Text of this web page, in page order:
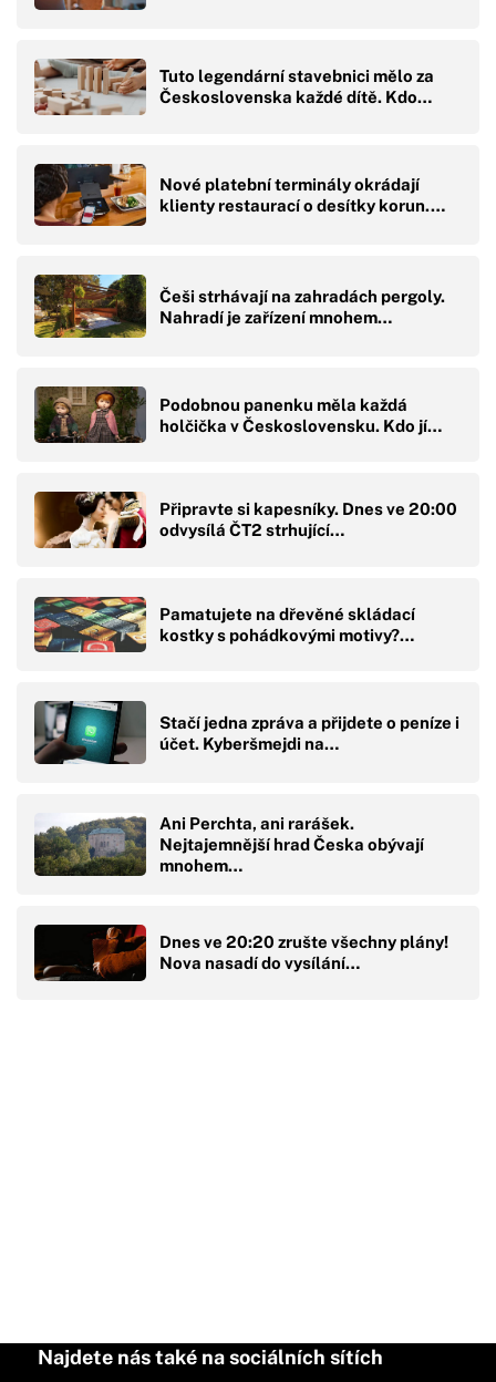
Tuto legendární stavebnici mělo za
Československa každé dítě. Kdo…
Nové platební terminály okrádají
klienty restaurací o desítky korun.…
Češi strhávají na zahradách pergoly.
Nahradí je zařízení mnohem…
Podobnou panenku měla každá
holčička v Československu. Kdo jí…
Připravte si kapesníky. Dnes ve 20:00
odvysílá ČT2 strhující…
Pamatujete na dřevěné skládací
kostky s pohádkovými motivy?…
Stačí jedna zpráva a přijdete o peníze i
účet. Kyberšmejdi na…
Ani Perchta, ani rarášek.
Nejtajemnější hrad Česka obývají
mnohem…
Dnes ve 20:20 zrušte všechny plány!
Nova nasadí do vysílání…
Najdete nás také na sociálních sítích